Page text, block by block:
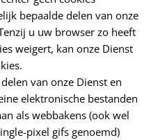
bepaalde delen van onze
u uw browser zo heeft
weigert, kan onze Dienst
van onze Dienst en
elektronische bestanden
​​als webbakens (ook wel
pixel gifs genoemd)